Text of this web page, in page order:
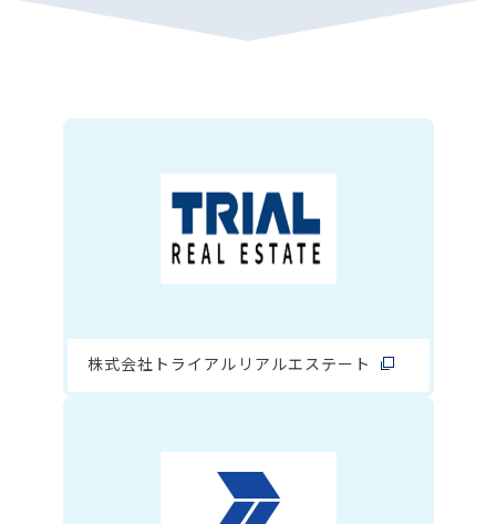
株式会社トライアルリアルエステート